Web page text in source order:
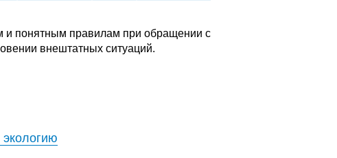
и понятным правилам при обращении с
внештатных ситуаций.